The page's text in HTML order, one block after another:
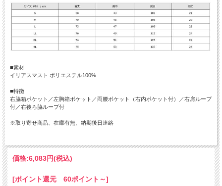
■素材
イリアスマスト ポリエステル100%
■特徴
右脇箱ポケット／左胸箱ポケット／両腰ポケット（右内ポケット付）／右肩ループ
付／右後ろ脇ループ付
※取り寄せ商品、在庫有無、納期後日連絡
価格:6,083円(税込)
[ポイント還元 60ポイント～]